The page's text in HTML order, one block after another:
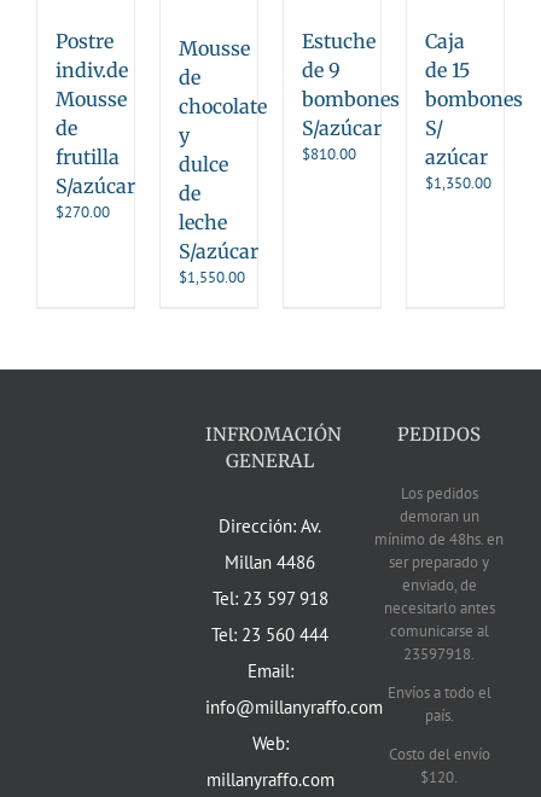
Postre
indiv.de
Mousse
de
frutilla
S/azúcar
$270.00
Mousse
de
chocolate
y
dulce
de
leche
S/azúcar
$1,550.00
Estuche
de 9
bombones
S/azúcar
$810.00
Caja
de 15
bombones
S/
azúcar
$1,350.00
INFROMACIÓN
GENERAL
Dirección: Av.
Millan 4486
Tel: 23 597 918
Tel: 23 560 444
Email:
info@millanyraffo.com
Web:
millanyraffo.com
PEDIDOS
Los pedidos
demoran un
mínimo de 48hs. en
ser preparado y
enviado, de
necesitarlo antes
comunicarse al
23597918.
Envíos a todo el
país.
Costo del envío
$120.